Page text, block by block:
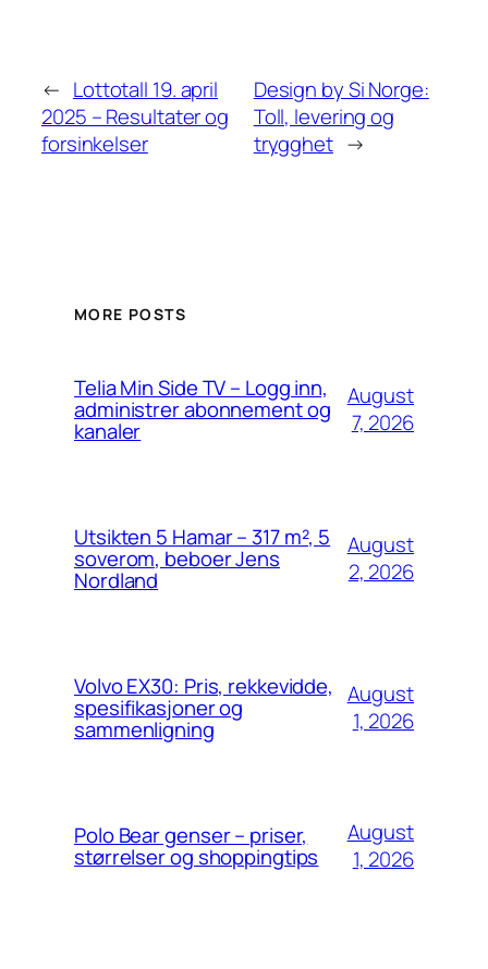
← Lottotall 19. april
2025 – Resultater og
forsinkelser
Design by Si Norge:
Toll, levering og
trygghet →
MORE POSTS
Telia Min Side TV – Logg inn,
administrer abonnement og
kanaler
August
7, 2026
Utsikten 5 Hamar – 317 m², 5
soverom, beboer Jens
Nordland
August
2, 2026
Volvo EX30: Pris, rekkevidde,
spesifikasjoner og
sammenligning
August
1, 2026
Polo Bear genser – priser,
størrelser og shoppingtips
August
1, 2026